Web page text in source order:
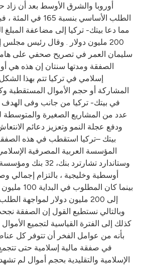
أوروبا والشرق الأوسط بعد أن زاد
200 مليون دولار . وقال رئيس مجلس
سليمان العمر في تصريح صحفي على
الصفقة ومدتها سنتان إن هذه هي
إسلامي في تركيا تتم بهذا
المشاركة أو حجم الأموال المستقطبة
في بيتك- تركيا من جانب وفى الهدف
عدد من المشاريع الصغيرة والمتوسطة
ودفع عجلة النمو وتعزيز دعائم
بيتك –تركيا استقطب في هذه الصفقة
المؤسسة العربية المصرفية
وستاندارد تشارترد
بينما كان
إلى 200 مليون دولار لمواجهة
وبالتالي نستطيع القول إن الصفقة
كذلك إلى الفترة القياسية لتجميع الأموال
بأنه من عوامل الفخر أن تتوفر كل
في صفقة مالية إسلامية حتى
الإسلامية والتقليدية بحجم أموال لم